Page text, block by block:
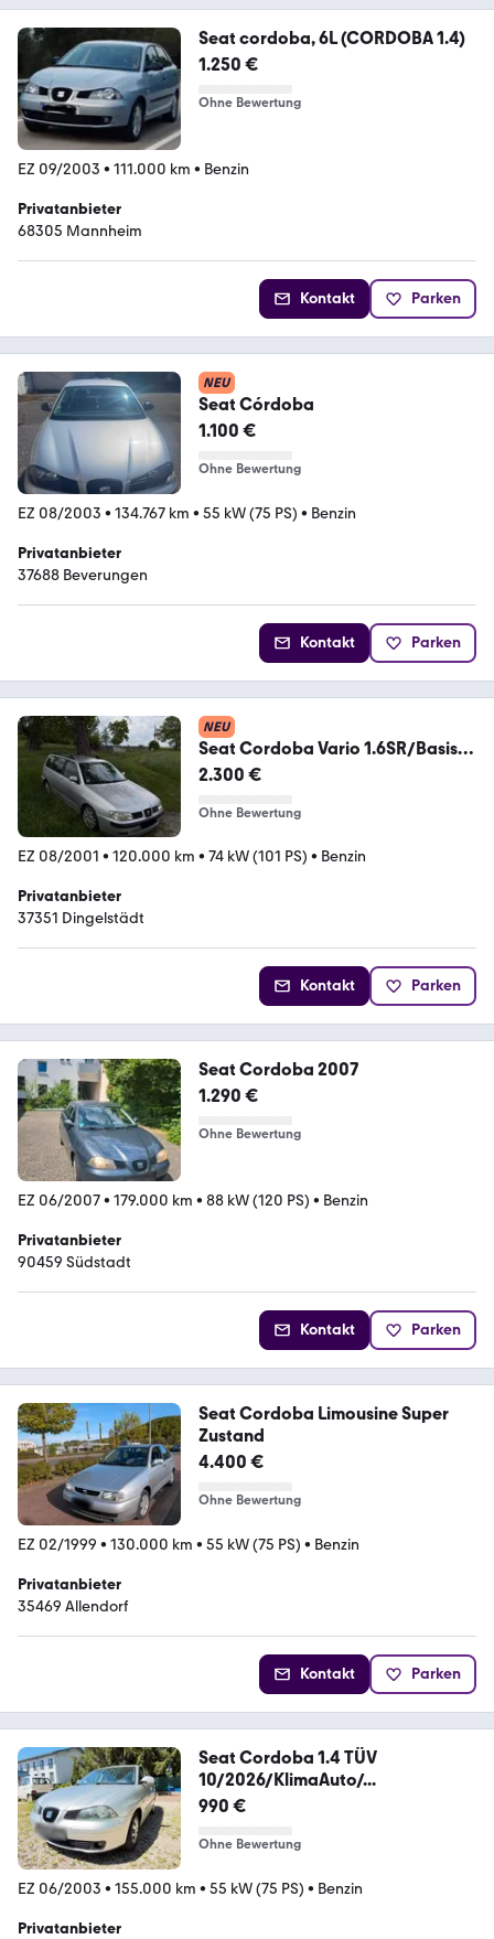
Seat cordoba, 6L (CORDOBA 1.4)
1.250 €
Ohne Bewertung
EZ 09/2003 • 111.000 km • Benzin
Privatanbieter
68305 Mannheim
Kontakt Parken
NEU
Seat Córdoba
1.100 €
Ohne Bewertung
EZ 08/2003 • 134.767 km • 55 kW (75 PS) • Benzin
Privatanbieter
37688 Beverungen
Kontakt Parken
NEU
Seat Cordoba Vario 1.6SR/Basis
Polo 6N Kombi
2.300 €
Ohne Bewertung
EZ 08/2001 • 120.000 km • 74 kW (101 PS) • Benzin
Privatanbieter
37351 Dingelstädt
Kontakt Parken
Seat Cordoba 2007
1.290 €
Ohne Bewertung
EZ 06/2007• 179.000 km • 88 kW (120 PS) • Benzin
Privatanbieter
90459 Südstadt
Kontakt Parken
Seat Cordoba Limousine Super
Zustand
4.400 €
Ohne Bewertung
EZ 02/1999 • 130.000 km • 55 kW (75 PS) • Benzin
Privatanbieter
35469 Allendorf
Kontakt Parken
Seat Cordoba 1.4 TÜV
10/2026/KlimaAuto/...
990 €
Ohne Bewertung
EZ 06/2003 • 155.000 km • 55 kW (75 PS) • Benzin
Privatanbieter